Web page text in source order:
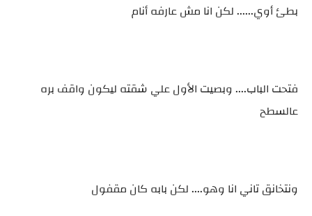
بطئ أوي...... لكن انا مش عارفه أنام
فتحت الباب.... وبصيت الأول علي شقته ليكون واقف بره
عالسطح
ونتخانق تاني انا وهو.... لكن بابه كان مقفول